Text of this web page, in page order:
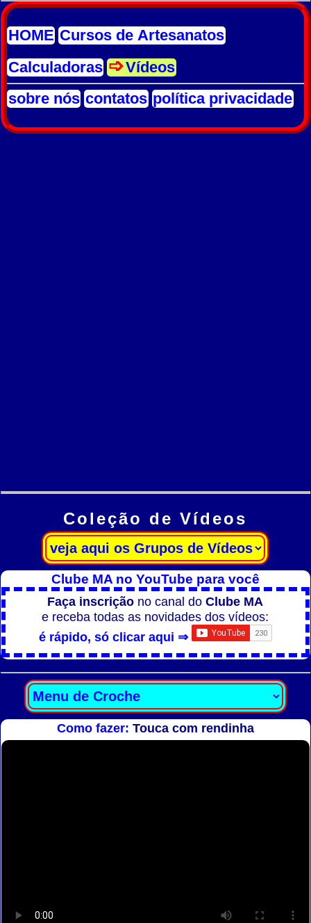
HOME Cursos de Artesanatos
Calculadoras
Vídeos
sobre nós contatos política privacidade
Coleção de Vídeos
Clube MA no YouTube para você
Faça inscrição no canal doClube MA
e receba todas as novidades dos vídeos:
é rápido, só clicar aqui ⇒
Como fazer: Touca com rendinha